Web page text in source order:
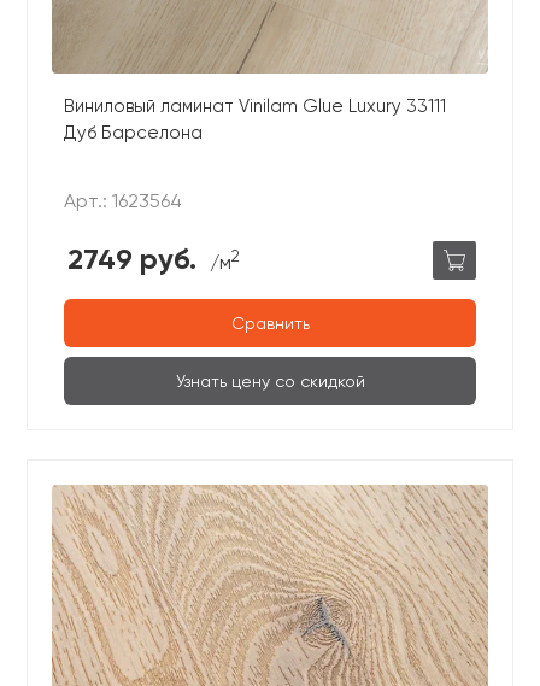
Виниловый ламинат Vinilam Glue Luxury 33111
Дуб Барселона
Арт.: 1623564
2749 руб. /м2
Сравнить
Узнать цену со скидкой